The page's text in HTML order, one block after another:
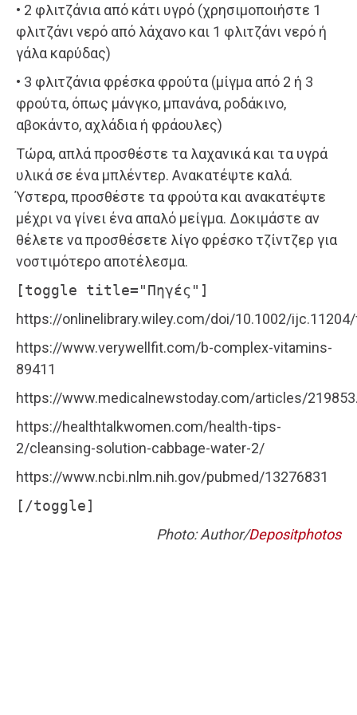
• 2 φλιτζάνια από κάτι υγρό (χρησιμοποιήστε 1
φλιτζάνι νερό από λάχανο και 1 φλιτζάνι νερό ή
γάλα καρύδας)
• 3 φλιτζάνια φρέσκα φρούτα (μίγμα από 2 ή 3
φρούτα, όπως μάνγκο, μπανάνα, ροδάκινο,
αβοκάντο, αχλάδια ή φράουλες)
Τώρα, απλά προσθέστε τα λαχανικά και τα υγρά
υλικά σε ένα μπλέντερ. Ανακατέψτε καλά.
Ύστερα, προσθέστε τα φρούτα και ανακατέψτε
μέχρι να γίνει ένα απαλό μείγμα. Δοκιμάστε αν
θέλετε να προσθέσετε λίγο φρέσκο τζίντζερ για
νοστιμότερο αποτέλεσμα.
[toggle title="Πηγές"]
https://onlinelibrary.wiley.com/doi/10.1002/
https://www.verywellfit.com/b-complex-vitamins-
89411
https://www.medicalnewstoday.com/articles/
https://healthtalkwomen.com/health-tips-
2/cleansing-solution-cabbage-water-2/
https://www.ncbi.nlm.nih.gov/pubmed/13276831
[/toggle]
Photo: Author/Depositphotos